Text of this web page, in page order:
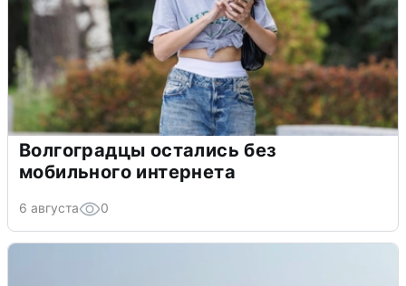
Волгоградцы остались без
мобильного интернета
6 августа 0